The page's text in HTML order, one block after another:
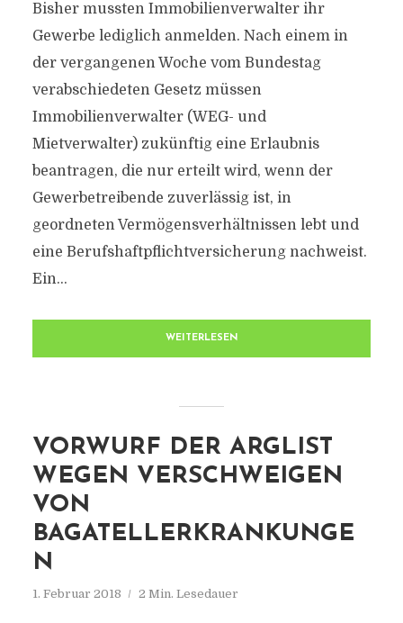
Bisher mussten Immobilienverwalter ihr
Gewerbe lediglich anmelden. Nach einem in
der vergangenen Woche vom Bundestag
verabschiedeten Gesetz müssen
Immobilienverwalter (WEG- und
Mietverwalter) zukünftig eine Erlaubnis
beantragen, die nur erteilt wird, wenn der
Gewerbetreibende zuverlässig ist, in
geordneten Vermögensverhältnissen lebt und
eine Berufshaftpflichtversicherung nachweist.
Ein...
WEITERLESEN
VORWURF DER ARGLIST
WEGEN VERSCHWEIGEN
VON
BAGATELLERKRANKUNGE
N
1. Februar 2018 2 Min. Lesedauer